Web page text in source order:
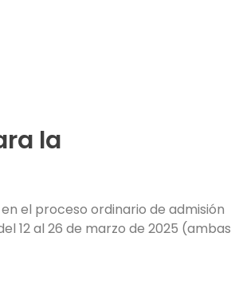
la
el proceso ordinario de admisión
12 al 26 de marzo de 2025 (ambas